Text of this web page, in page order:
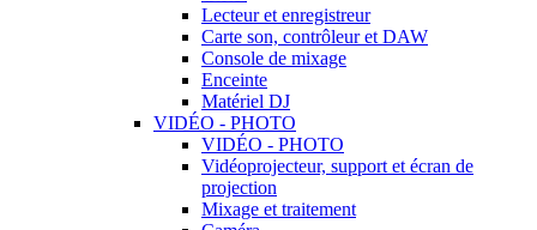
Lecteur et enregistreur
Carte son, contrôleur et DAW
Console de mixage
Enceinte
Matériel DJ
VIDÉO - PHOTO
VIDÉO - PHOTO
Vidéoprojecteur, support et écran de
projection
Mixage et traitement